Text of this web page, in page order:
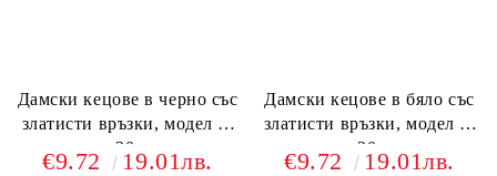
Дамски кецове в черно със
златисти връзки, модел y-
30.
€9.72 19.01лв.
Дамски кецове в бяло със
златисти връзки, модел y-
30.
€9.72 19.01лв.